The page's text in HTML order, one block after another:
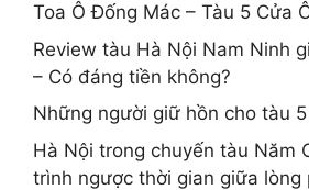
Toa Ô Đống Mác – Tàu 5 Cửa
Review tàu Hà Nội Nam Ninh
– Có đáng tiền không?
Những người giữ hồn cho tàu
Hà Nội trong chuyến tàu Năm
trình ngược thời gian giữa lòng